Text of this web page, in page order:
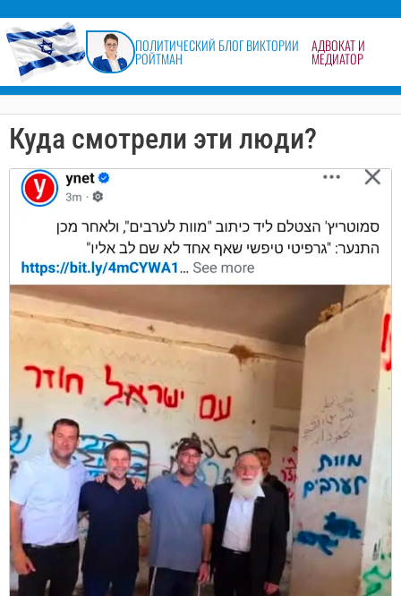
ПОЛИТИЧЕСКИЙ БЛОГ ВИКТОРИИ
РОЙТМАН
АДВОКАТ И
МЕДИАТОР
Куда смотрели эти люди?